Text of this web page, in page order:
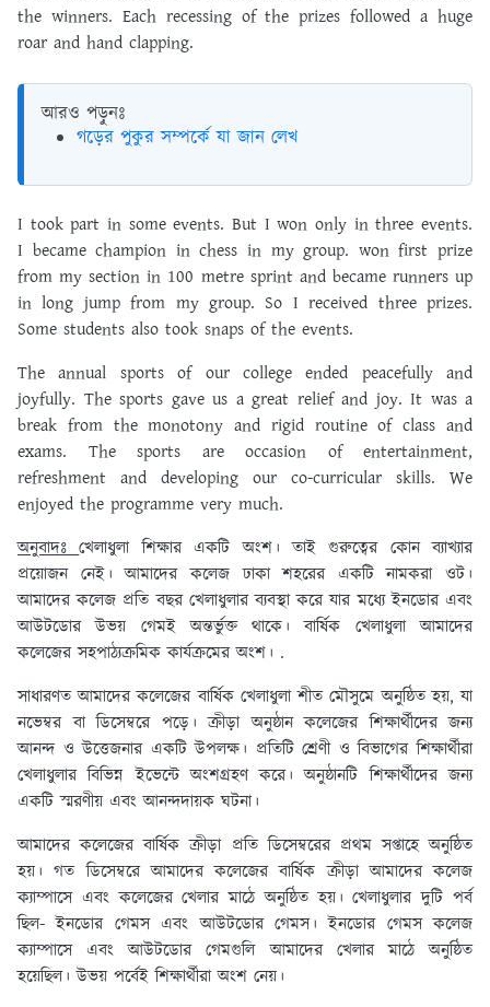
the winners. Each recessing of the prizes followed a huge
roar and hand clapping.
আরও পড়ুনঃ
গড়ের পুকুর সম্পর্কে যা জান লেখ
I took part in some events. But I won only in three events.
I became champion in chess in my group. won first prize
from my section in 100 metre sprint and became runners up
in long jump from my group. So I received three prizes.
Some students also took snaps of the events.
The annual sports of our college ended peacefully and
joyfully. The sports gave us a great relief and joy. It was a
break from the monotony and rigid routine of class and
exams. The sports are occasion of entertainment,
refreshment and developing our co-curricular skills. We
enjoyed the programme very much.
অনুবাদঃখেলাধুলা শিক্ষার একটি অংশ। তাই গুরুত্বের কোন ব্যাখ্যার
প্রয়োজন নেই। আমাদের কলেজ ঢাকা শহরের একটি নামকরা ওট।
আমাদের কলেজ প্রতি বছর খেলাধুলার ব্যবস্থা করে যার মধ্যে ইনডোর এবং
আউটডোর উভয় গেমই অন্তর্ভুক্ত থাকে। বার্ষিক খেলাধুলা আমাদের
কলেজের সহপাঠ্যক্রমিক কার্যক্রমের অংশ। .
সাধারণত আমাদের কলেজের বার্ষিক খেলাধুলা শীত মৌসুমে অনুষ্ঠিত হয়, যা
নভেম্বর বা ডিসেম্বরে পড়ে। ক্রীড়া অনুষ্ঠান কলেজের শিক্ষার্থীদের জন্য
আনন্দ ও উত্তেজনার একটি উপলক্ষ। প্রতিটি শ্রেণী ও বিভাগের শিক্ষার্থীরা
খেলাধুলার বিভিন্ন ইভেন্টে অংশগ্রহণ করে। অনুষ্ঠানটি শিক্ষার্থীদের জন্য
একটি স্মরণীয় এবং আনন্দদায়ক ঘটনা।
আমাদের কলেজের বার্ষিক ক্রীড়া প্রতি ডিসেম্বরের প্রথম সপ্তাহে অনুষ্ঠিত
হয়। গত ডিসেম্বরে আমাদের কলেজের বার্ষিক ক্রীড়া আমাদের কলেজ
ক্যাম্পাসে এবং কলেজের খেলার মাঠে অনুষ্ঠিত হয়। খেলাধুলার দুটি পর্ব
ছিল- ইনডোর গেমস এবং আউটডোর গেমস। ইনডোর গেমস কলেজ
ক্যাম্পাসে এবং আউটডোর গেমগুলি আমাদের খেলার মাঠে অনুষ্ঠিত
হয়েছিল। উভয় পর্বেই শিক্ষার্থীরা অংশ নেয়।